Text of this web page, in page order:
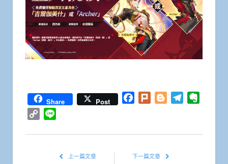
Share Post Facebook
Plurk BloggerTelegram
Copy
上一篇文章 下一篇文章